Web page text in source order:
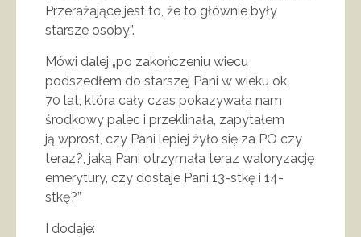
Przerażające jest to, że to głównie były
starsze osoby”.
Mówi dalej „po zakończeniu wiecu
podszedłem do starszej Pani w wieku ok.
70 lat, która cały czas pokazywała nam
środkowy palec i przeklinała, zapytałem
ją wprost, czy Pani lepiej żyło się za PO czy
teraz?, jaką Pani otrzymała teraz waloryzację
emerytury, czy dostaje Pani 13-stkę i 14-
stkę?”
I dodaje: